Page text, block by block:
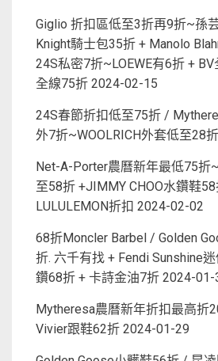
Giglio 折扣區低至3折再9折~孫
Knight騎士包35折 + Manolo
24S私密7折~LOEWE有6折 +
全線75折 2024-02-15
24S春節折扣低至75折 /
外7折~WOOLRICH外套低至28折
Net-A-Porter農曆新年最低75折
至58折 +JIMMY CHOO水鑽鞋
LULULEMON折扣 2024-02-02
68折Moncler Barbel / Golden
折. 六千有找 + Fendi Sunshine
鑽68折 + 卡詩金油7折 2024-01-
Mytheresa農曆新年折扣最高折
Vivier跟鞋62折 2024-01-29